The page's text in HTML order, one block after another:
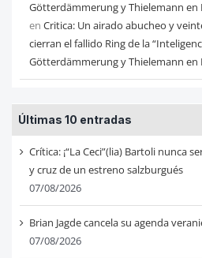
Götterdämmerung y Thielemann en
en Critica: Un airado abucheo y
cierran el fallido Ring de la
Götterdämmerung y Thielemann en
Últimas 10 entradas
Crítica: ¡“La Ceci”(lia) Bartoli nunca
y cruz de un estreno salzburgués
07/08/2026
Brian Jagde cancela su agenda
07/08/2026